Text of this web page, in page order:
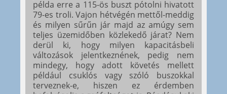
példa erre a 115-ös buszt pótolni hivatott
79-es troli. Vajon hétvégén mettől-meddig
és milyen sűrűn jár majd az amúgy sem
teljes üzemidőben közlekedő járat? Nem
derül ki, hogy milyen kapacitásbeli
változások jelentkeznének, pedig nem
mindegy, hogy adott követés mellett
például csuklós vagy szóló buszokkal
terveznek-e, hiszen ez érdemben